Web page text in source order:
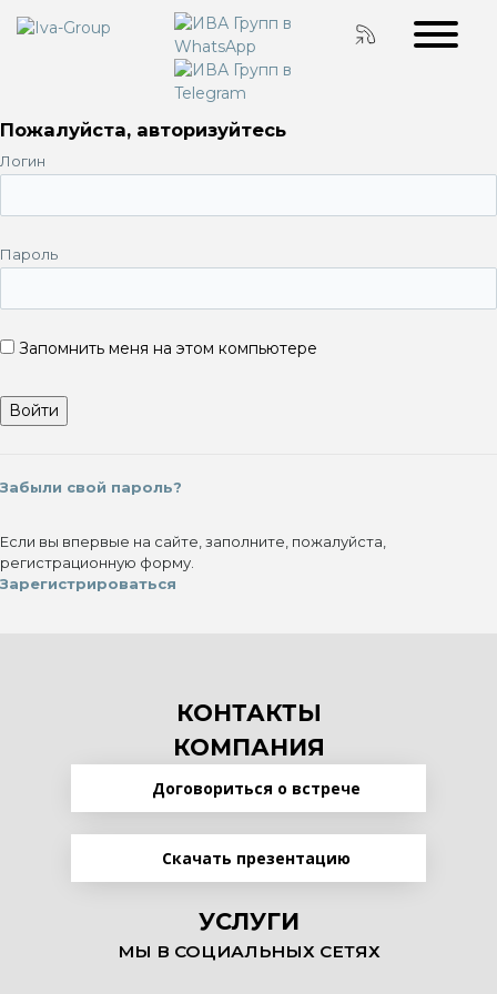
Пожалуйста, авторизуйтесь
Логин
Пароль
Запомнить меня на этом компьютере
Забыли свой пароль?
Если вы впервые на сайте, заполните, пожалуйста,
регистрационную форму.
Зарегистрироваться
КОНТАКТЫ
КОМПАНИЯ
Договориться о встрече
Скачать презентацию
УСЛУГИ
МЫ В СОЦИАЛЬНЫХ СЕТЯХ